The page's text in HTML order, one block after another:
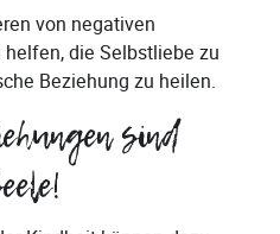
von negativen
helfen, die Selbstliebe zu
Beziehung zu heilen.
sind